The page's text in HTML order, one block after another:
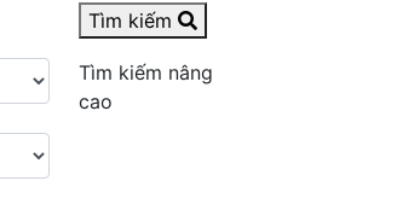
Tìm kiếm
Tìm kiếm nâng
cao